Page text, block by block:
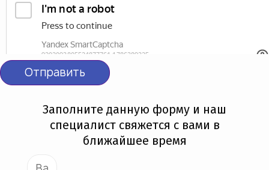
Отправить
Заполните данную форму и наш
специалист свяжется с вами в
ближайшее время